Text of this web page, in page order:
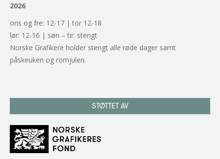
2026
ons og fre: 12-17 | tor 12-18
lør: 12-16 | søn – tir: stengt
Norske Grafikere holder stengt alle røde dager samt
påskeuken og romjulen.
STØTTET AV